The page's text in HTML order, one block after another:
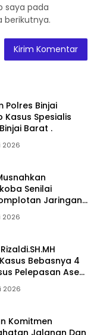
saya pada
berikutnya.
Polres Binjai
Kasus Spesialis
Barat .
2026
Senilai
Jaringan
2026
Bebasnya 4
Pelepasan Aset
Akan Banding
2026
Komitmen